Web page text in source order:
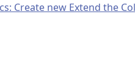
Create new Extend the